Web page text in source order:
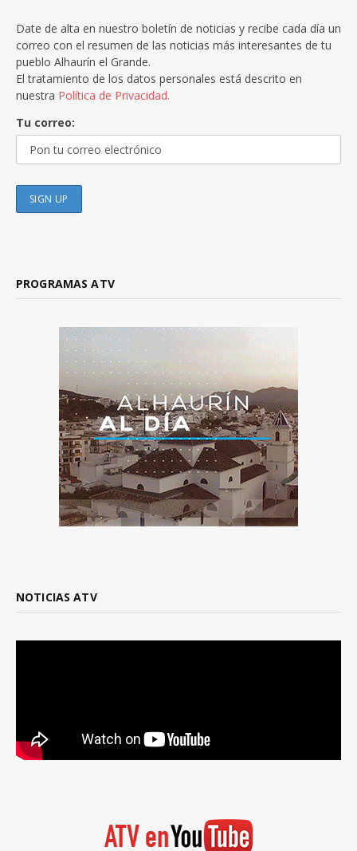
Date de alta en nuestro boletín de noticias y recibe cada día un
correo con el resumen de las noticias más interesantes de tu
pueblo Alhaurín el Grande.
El tratamiento de los datos personales está descrito en
nuestra Política de Privacidad.
Tu correo:
PROGRAMAS ATV
NOTICIAS ATV